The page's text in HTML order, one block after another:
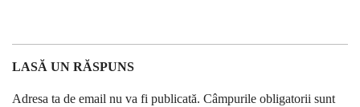
LASĂ UN RĂSPUNS
Adresa ta de email nu va fi publicată. Câmpurile obligatorii sunt